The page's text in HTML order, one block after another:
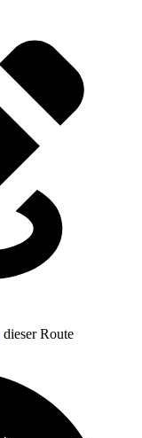
dieser Route